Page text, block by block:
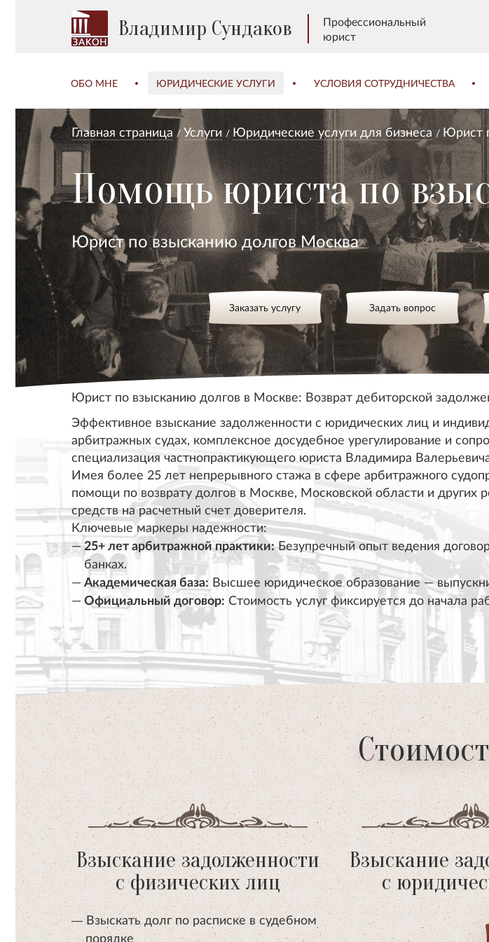
Владимир Сундаков
Профессиональный
юрист
ОБО МНЕ ЮРИДИЧЕСКИЕ УСЛУГИ УСЛОВИЯ СОТРУДНИЧЕСТВА
Главная страница Услуги Юридические услуги для бизнеса Юрист
Помощь юриста по
Юрист по взысканию долгов Москва
Заказать услугу Задать вопрос
Юрист по взысканию долгов в Москве: Возврат дебиторской
Эффективное взыскание задолженности с юридических лиц и
арбитражных судах, комплексное досудебное урегулирование и
специализация частнопрактикующего юриста Владимира
Имея более 25 лет непрерывного стажа в сфере арбитражного
помощи по возврату долгов в Москве, Московской области и
средств на расчетный счет доверителя.
Ключевые маркеры надежности:
25+ лет арбитражной практики:Безупречный опыт ведения
банках.
Академическая база: Высшее юридическое образование —
Официальный договор: Стоимость услуг фиксируется до начала
Взыскание задолженности
с физических лиц
Взыскать долг по расписке в судебном
порядке
Взыскание
с